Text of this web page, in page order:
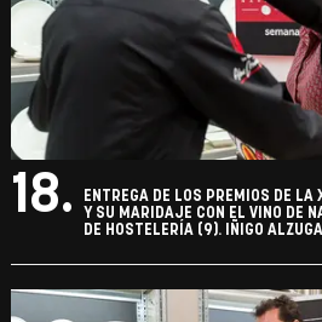
18.
ENTREGA DE LOS PREMIOS DE
Y SU MARIDAJE CON EL VINO DE
DE HOSTELERÍA (9). IÑIGO